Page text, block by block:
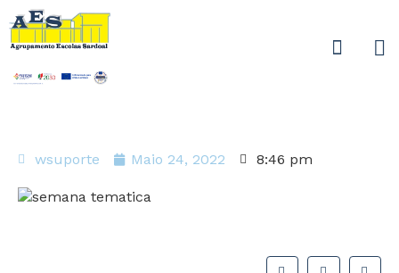
wsuporte Maio 24, 2022 8:46 pm